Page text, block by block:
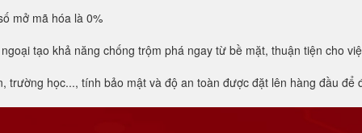
mở mã hóa là 0%
tạo khả năng chống trộm phá ngay từ bề mặt, thuận tiện cho
trường học..., tính bảo mật và độ an toàn được đặt lên hàng đầu